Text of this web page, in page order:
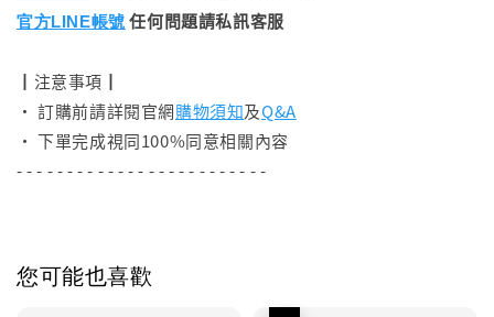
官方LINE帳號 任何問題請私訊客服
┃注意事項┃
• 訂購前請詳閱官網購物須知及Q&A
• 下單完成視同100%同意相關內容
- - - - - - - - - - - - - - - - - - - - - - - - -
您可能也喜歡